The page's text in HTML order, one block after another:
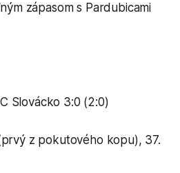
zápasom s Pardubicami
Slovácko 3:0 (2:0)
z pokutového kopu), 37.